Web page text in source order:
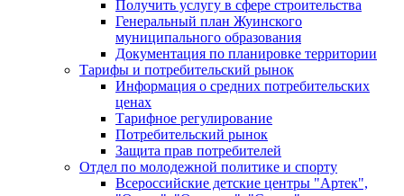
Получить услугу в сфере строительства
Генеральный план Жуинского
муниципального образования
Документация по планировке территории
Тарифы и потребительский рынок
Информация о средних потребительских
ценах
Тарифное регулирование
Потребительский рынок
Защита прав потребителей
Отдел по молодежной политике и спорту
Всероссийские детские центры "Артек",